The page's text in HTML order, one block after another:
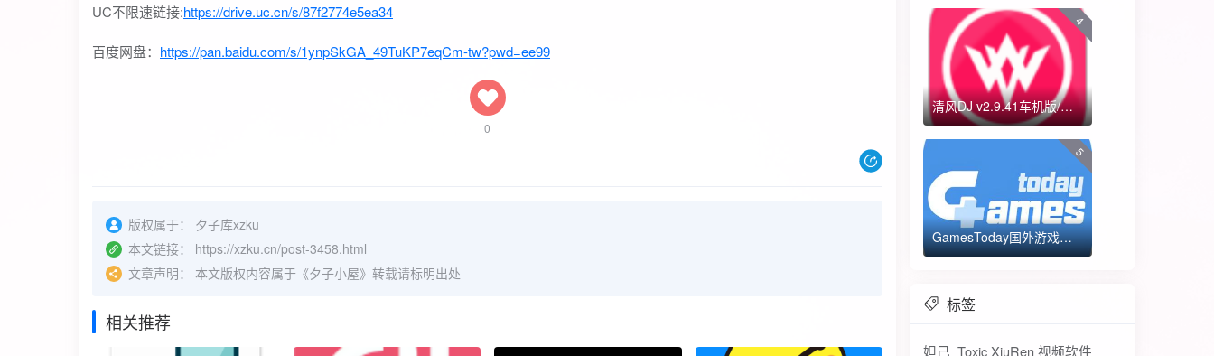
UC不限速链接:https://drive.uc.cn/s/87f2774e5ea34
百度网盘： https://pan.baidu.com/s/1ynpSkGA_49TuKP7eqCm-tw?pwd=ee99
0
版权属于：
夕子库xzku
本文链接：
https://xzku.cn/post-3458.html
文章声明：
本文版权内容属于《夕子小屋》转载请标明出处
相关推荐
4
清风DJ v2.9.41车机版/手机版-全方位DJ舞曲
5
GamesToday国外游戏下载器 不需要T子
标签
妲己_ToxicXiuRen 视频软件